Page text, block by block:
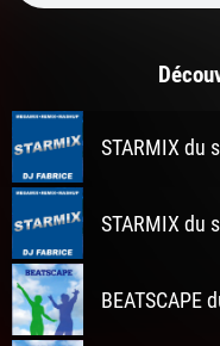
STARMIX du
STARMIX du
BEATSCAPE